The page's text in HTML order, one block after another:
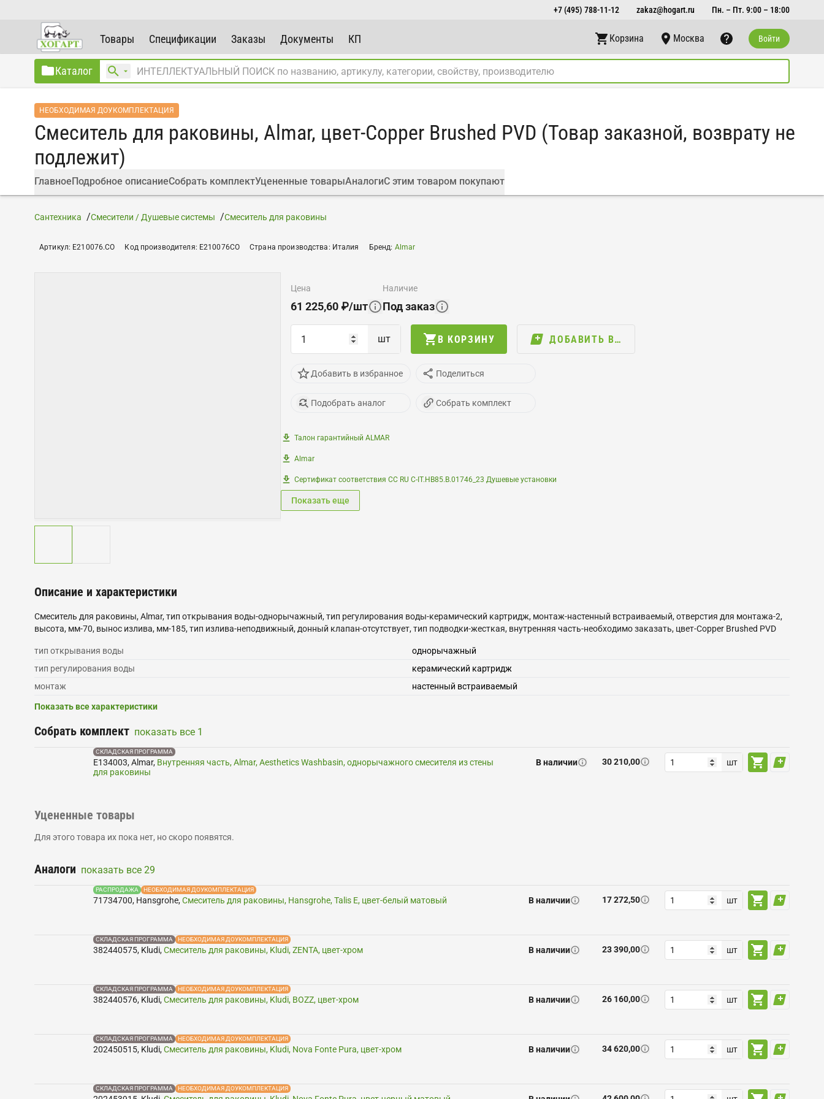
+7 (495) 788-11-12 zakaz@hogart.ru Пн. – Пт. 9:00 – 18:00
Товары Спецификации Заказы Документы КП Корзина Москва Войти
Каталог
НЕОБХОДИМАЯ ДОУКОМПЛЕКТАЦИЯ
Смеситель для раковины, Almar, цвет-Copper Brushed PVD (Товар заказной, возврату не
подлежит)
ГлавноеПодробное описаниеСобрать комплектУцененные товарыАналогиС этим товаром покупают
Сантехника Смесители / Душевые системы Смеситель для раковины
Артикул: E210076.CO Код производителя: E210076CO Страна производства: Италия Бренд: Almar
цена
61 225,60 ₽/шт
наличие
Под заказ
шт В КОРЗИНУ ДОБАВИТЬ В…
Добавить в избранное Поделиться
Подобрать аналог Собрать комплект
Талон гарантийный ALMAR
Almar
Сертификат соответствия СС RU С-IT.НB85.B.01746_23 Душевые установки
Показать еще
Описание и характеристики
Смеситель для раковины, Almar, тип открывания воды-однорычажный, тип регулирования воды-керамический картридж, монтаж-настенный встраиваемый, отверстия для монтажа-2,
высота, мм-70, вынос излива, мм-185, тип излива-неподвижный, донный клапан-отсутствует, тип подводки-жесткая, внутренняя часть-необходимо заказать, цвет-Copper Brushed PVD
тип открывания воды
однорычажный
тип регулирования воды
керамический картридж
монтаж
настенный встраиваемый
Показать все характеристики
Собрать комплект показать все 1
СКЛАДСКАЯ ПРОГРАММА
E134003,Almar, Внутренняя часть, Almar, Aesthetics Washbasin, однорычажного смесителя из стены
для раковины
В наличии 30 210,00 шт
Уцененные товары
Для этого товара их пока нет, но скоро появятся.
Аналоги показать все 29
РАСПРОДАЖА НЕОБХОДИМАЯ ДОУКОМПЛЕКТАЦИЯ
71734700, Hansgrohe,Смеситель для раковины, Hansgrohe, Talis E, цвет-белый матовый В наличии 17 272,50 шт
СКЛАДСКАЯ ПРОГРАММА НЕОБХОДИМАЯ ДОУКОМПЛЕКТАЦИЯ
382440575, Kludi,Смеситель для раковины, Kludi, ZENTA, цвет-хром В наличии 23 390,00 шт
СКЛАДСКАЯ ПРОГРАММА НЕОБХОДИМАЯ ДОУКОМПЛЕКТАЦИЯ
382440576, Kludi,Смеситель для раковины, Kludi, BOZZ, цвет-хром В наличии 26 160,00 шт
СКЛАДСКАЯ ПРОГРАММА НЕОБХОДИМАЯ ДОУКОМПЛЕКТАЦИЯ
202450515, Kludi,Смеситель для раковины, Kludi, Nova Fonte Pura, цвет-хром В наличии 34 620,00 шт
СКЛАДСКАЯ ПРОГРАММА НЕОБХОДИМАЯ ДОУКОМПЛЕКТАЦИЯ